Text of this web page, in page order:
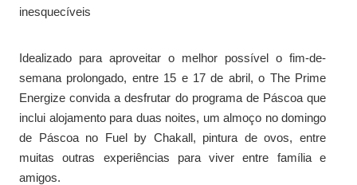
inesquecíveis
Idealizado para aproveitar o melhor possível o fim-de-
semana prolongado, entre 15 e 17 de abril, o The Prime
Energize convida a desfrutar do programa de Páscoa que
inclui alojamento para duas noites, um almoço no domingo
de Páscoa no Fuel by Chakall, pintura de ovos, entre
muitas outras experiências para viver entre família e
amigos.